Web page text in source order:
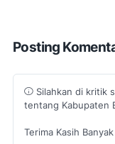
Posting
Silahkan di kritik
tentang Kabupaten
Terima Kasih